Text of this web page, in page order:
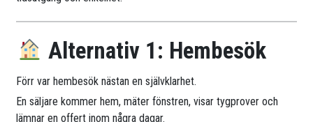
Alternativ 1: Hembesök
Förr var hembesök nästan en självklarhet.
En säljare kommer hem, mäter fönstren, visar tygprover och
lämnar en offert inom några dagar.